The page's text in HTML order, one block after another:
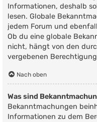
Informationen, deshalb
lesen. Globale
jedem Forum und
Ob du eine globale
nicht, hängt von den
vergebenen
Nach oben
Was sind
Bekanntmachungen
Informationen zu dem